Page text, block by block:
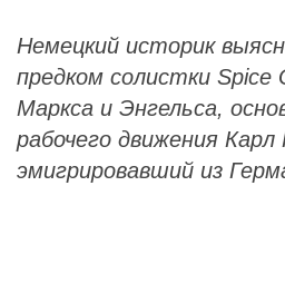
Немецкий историк
предком солистки Spice
Маркса и Энгельса,
рабочего движения
эмигрировавший из